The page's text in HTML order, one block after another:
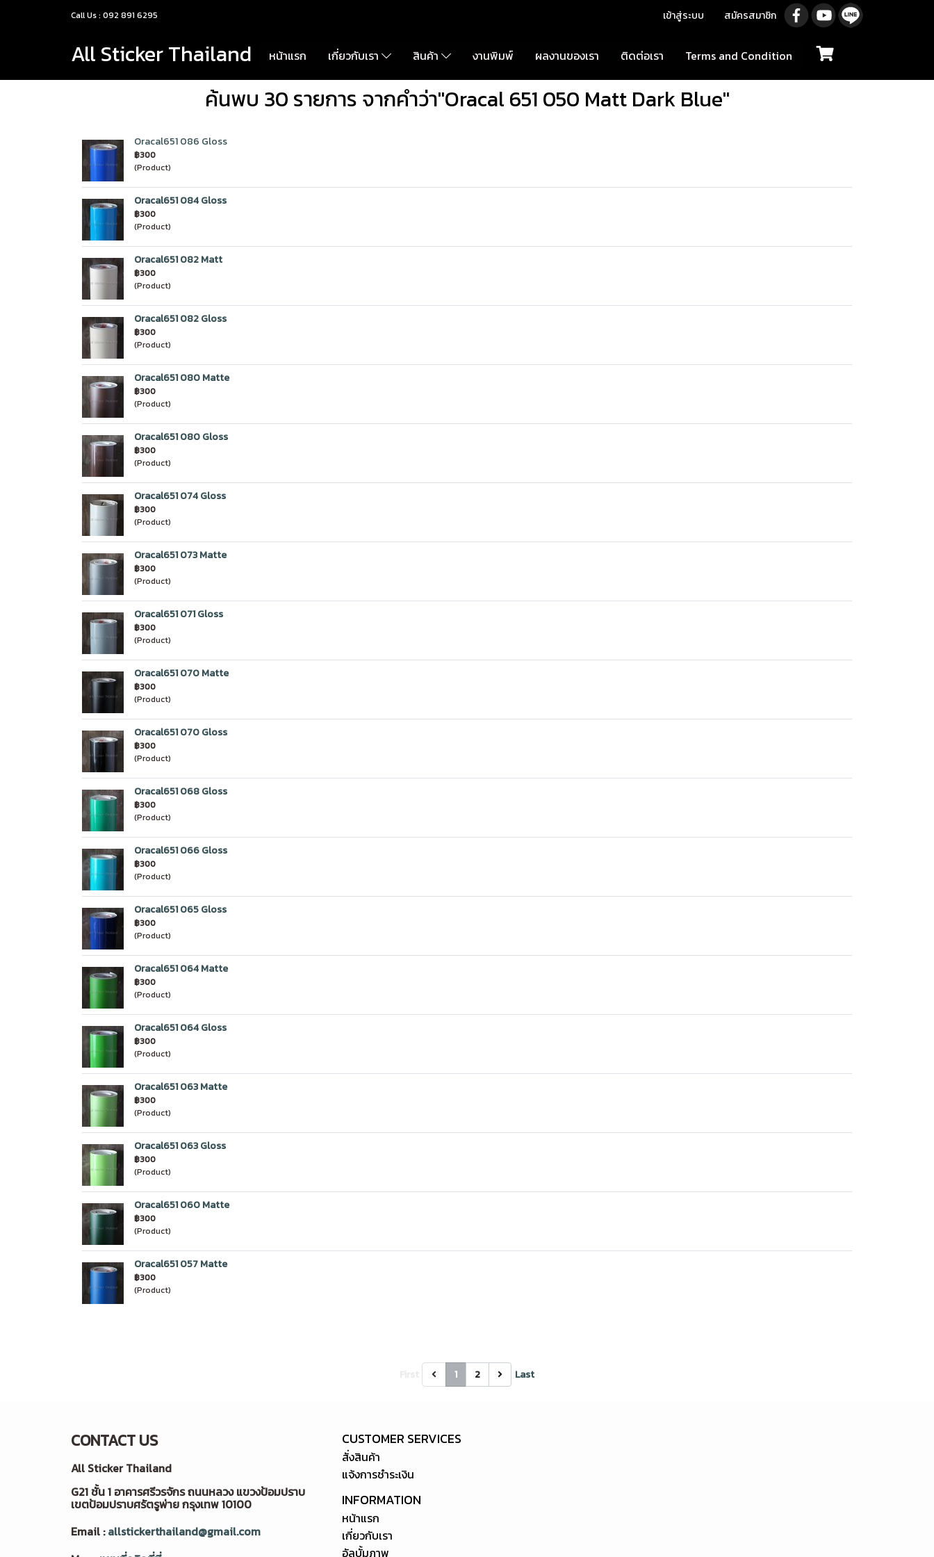
Call Us : 092 891 6295 เข้าสู่ระบบ สมัครสมาชิก
All Sticker Thailand หน้าแรก เกี่ยวกับเรา สินค้า งานพิมพ์ ผลงานของเรา ติดต่อเรา Terms and Condition
ค้นพบ 30 รายการ จากคำว่า"Oracal 651 050 Matt Dark Blue"
Oracal651 086 Gloss
฿300
(Product)
Oracal651 084 Gloss
฿300
(Product)
Oracal651 082 Matt
฿300
(Product)
Oracal651 082 Gloss
฿300
(Product)
Oracal651 080 Matte
฿300
(Product)
Oracal651 080 Gloss
฿300
(Product)
Oracal651 074 Gloss
฿300
(Product)
Oracal651 073 Matte
฿300
(Product)
Oracal651 071 Gloss
฿300
(Product)
Oracal651 070 Matte
฿300
(Product)
Oracal651 070 Gloss
฿300
(Product)
Oracal651 068 Gloss
฿300
(Product)
Oracal651 066 Gloss
฿300
(Product)
Oracal651 065 Gloss
฿300
(Product)
Oracal651 064 Matte
฿300
(Product)
Oracal651 064 Gloss
฿300
(Product)
Oracal651 063 Matte
฿300
(Product)
Oracal651 063 Gloss
฿300
(Product)
Oracal651 060 Matte
฿300
(Product)
Oracal651 057 Matte
฿300
(Product)
1 2 Last
CONTACT US
All Sticker Thailand
G21 ชั้น 1 อาคารศรีวรจักร ถนนหลวง แขวงป้อมปราบ
เขตป้อมปราบศรัตรูพ่าย กรุงเทพ 10100
Email :allstickerthailand@gmail.com
CUSTOMER SERVICES
สั่งสินค้า
แจ้งการชำระเงิน
INFORMATION
หน้าแรก
เกี่ยวกับเรา
อัลบั้มภาพ